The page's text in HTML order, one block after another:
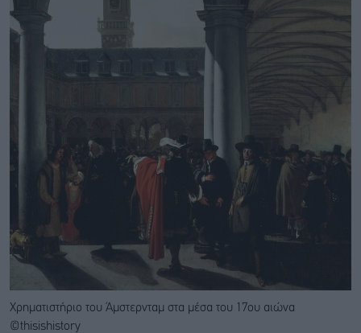
Χρηματιστήριο του Άμστερνταμ στα μέσα του 17ου αιώνα
©thisishistory